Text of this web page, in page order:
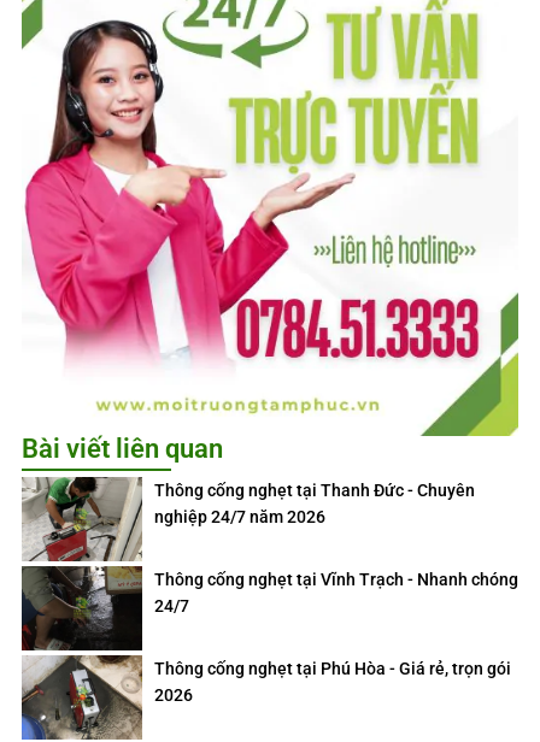
Bài viết liên quan
Thông cống nghẹt tại Thanh Đức - Chuyên
nghiệp 24/7 năm 2026
Thông cống nghẹt tại Vĩnh Trạch - Nhanh chóng
24/7
Thông cống nghẹt tại Phú Hòa - Giá rẻ, trọn gói
2026